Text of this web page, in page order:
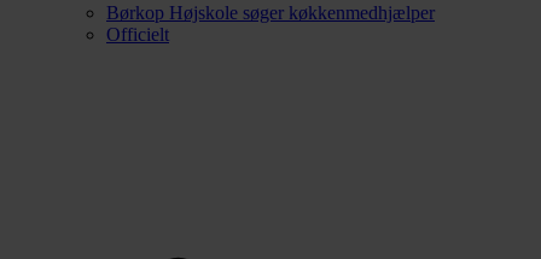
Børkop Højskole søger køkkenmedhjælper
Officielt